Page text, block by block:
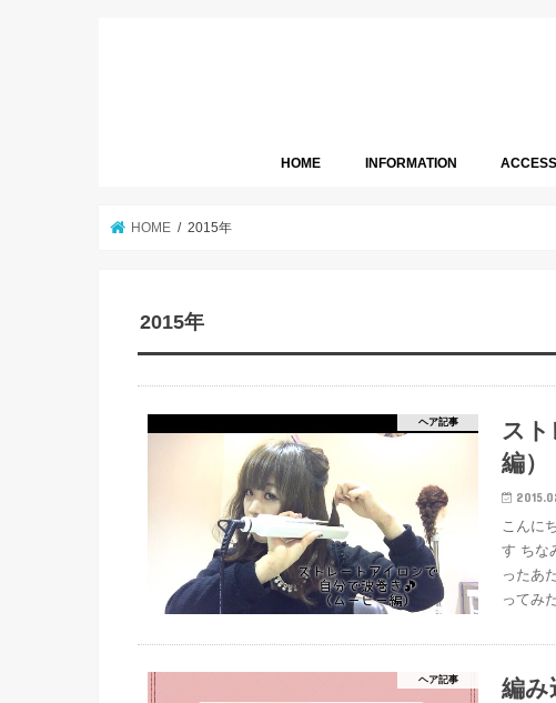
HOME INFORMATION ACCESS
HOME 2015年
2015年
ヘア記事
ス
編）
こんに
す ちな
ったあ
ってみ
ヘア記事
編み